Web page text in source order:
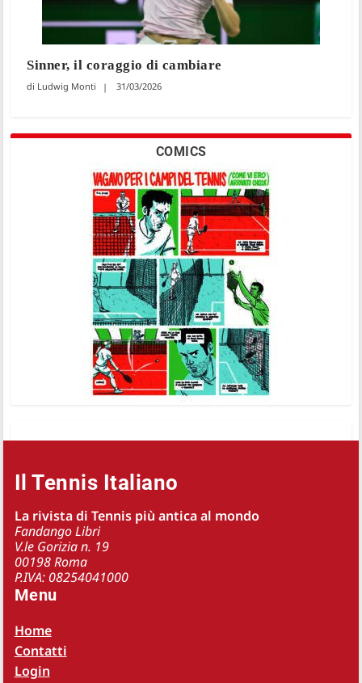
Sinner, il coraggio di cambiare
Ludwig Monti 31/03/2026
COMICS
Il Tennis Italiano
La rivista di Tennis più antica al mondo
Fandango Libri
V.le Gorizia n. 19
00198 Roma
P.IVA: 08254041000
Menu
Home
Contatti
Login